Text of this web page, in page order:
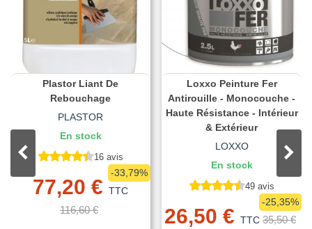
Plastor Liant De
Rebouchage
PLASTOR
En stock
16 avis
77,20 € TTC
116,60 €
-33,79%
Loxxo Peinture Fer
Antirouille - Monocouche -
Haute Résistance - Intérieur
& Extérieur
LOXXO
En stock
49 avis
26,50 € TTC 35,50 €
-25,35%